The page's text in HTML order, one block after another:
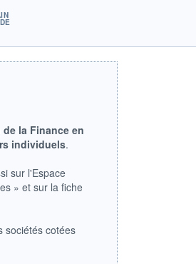
la Finance en
individuels.
sur l'Espace
» et sur la fiche
sociétés cotées